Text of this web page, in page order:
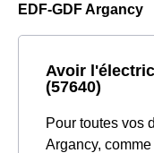
EDF-GDF Argancy
Avoir
(57640)
Pour toutes vos
Argancy,